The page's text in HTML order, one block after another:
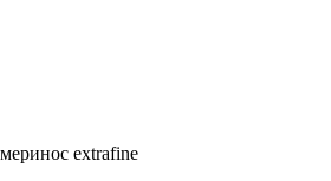
extrafine